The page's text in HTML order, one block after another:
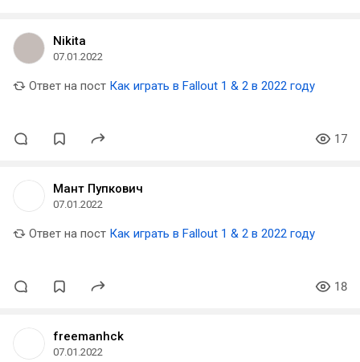
Nikita
07.01.2022
Ответ на пост Как играть в Fallout 1 & 2 в 2022 году
17
Мант Пупкович
07.01.2022
Ответ на пост Как играть в Fallout 1 & 2 в 2022 году
18
freemanhck
07.01.2022